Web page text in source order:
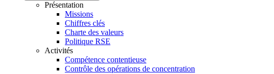
Présentation
Missions
Chiffres clés
Charte des valeurs
Politique RSE
Activités
Compétence contentieuse
Contrôle des opérations de concentration